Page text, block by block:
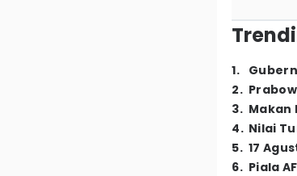
1.
2.
3. Makan
4. Nilai
5. 17
6. Piala